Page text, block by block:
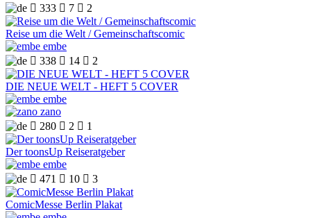
 333  7  2
Reise um die Welt / Gemeinschaftscomic
embe
 338  14  2
DIE NEUE WELT - HEFT 5 COVER
embe
zano
 280  2  1
Der toonsUp Reiseratgeber
embe
 471  10  3
ComicMesse Berlin Plakat